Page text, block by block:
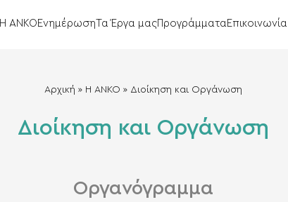
Η ΑΝΚΟ Ενημέρωση Τα Έργα μαςΠρογράμματαΕπικοινωνία
Αρχική » Η ΑΝΚΟ » Διοίκηση και Οργάνωση
Διοίκηση και Οργάνωση
Οργανόγραμμα